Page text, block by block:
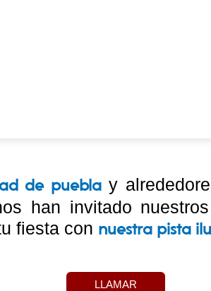
de pueblay
han invitado
fiesta con nuestra pista
LLAMAR